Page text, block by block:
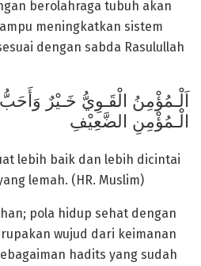
berolahraga tubuh akan
meningkatkan sistem
dengan sabda Rasulullah
اَلْـمُؤْمِنُ الْقَـوِيُّ خَـيْرٌ
الْـمُؤْمِنِ الضَّعِيْفِ
lebih baik dan lebih dicintai
lemah. (HR. Muslim)
pola hidup sehat dengan
wujud dari keimanan
hadits yang sudah